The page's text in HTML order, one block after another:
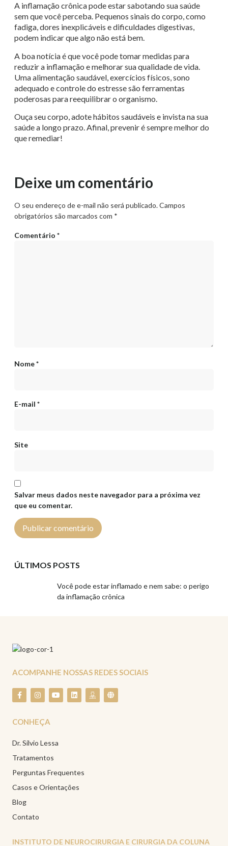
A inflamação crônica pode estar sabotando sua saúde
sem que você perceba. Pequenos sinais do corpo, como
fadiga, dores inexplicáveis e dificuldades digestivas,
podem indicar que algo não está bem.
A boa notícia é que você pode tomar medidas para
reduzir a inflamação e melhorar sua qualidade de vida.
Uma alimentação saudável, exercícios físicos, sono
adequado e controle do estresse são ferramentas
poderosas para reequilibrar o organismo.
Ouça seu corpo, adote hábitos saudáveis e invista na sua
saúde a longo prazo. Afinal, prevenir é sempre melhor do
que remediar!
Deixe um comentário
O seu endereço de e-mail não será publicado.Campos
obrigatórios são marcados com *
Comentário *
Nome*
E-mail *
Site
Salvar meus dados neste navegador para a próxima vez
que eu comentar.
ÚLTIMOS POSTS
Você pode estar inflamado e nem sabe: o perigo
da inflamação crônica
ACOMPANHE NOSSAS REDES SOCIAIS
CONHEÇA
Dr. Sílvio Lessa
Tratamentos
Perguntas Frequentes
Casos e Orientações
Blog
Contato
INSTITUTO DE NEUROCIRURGIA E CIRURGIA DA COLUNA